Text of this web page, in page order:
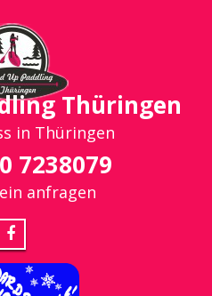
Thüringen
in Thüringen
7238079
anfragen